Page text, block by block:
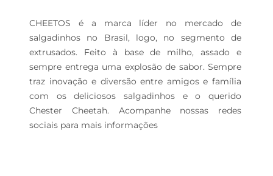
CHEETOS é a marca líder no mercado de
salgadinhos no Brasil, logo, no segmento de
extrusados. Feito à base de milho, assado e
sempre entrega uma explosão de sabor. Sempre
traz inovação e diversão entre amigos e família
com os deliciosos salgadinhos e o querido
Chester Cheetah. Acompanhe nossas redes
sociais para mais informações